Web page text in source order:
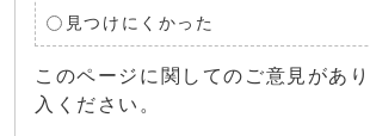
見つけにくかった
このページに関してのご意見があ
入ください。